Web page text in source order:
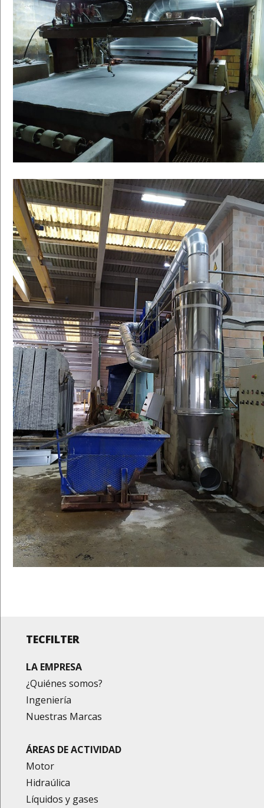
TECFILTER
LA EMPRESA
¿Quiénes somos?
Ingeniería
Nuestras Marcas
ÁREAS DE ACTIVIDAD
Motor
Hidraúlica
Líquidos y gases